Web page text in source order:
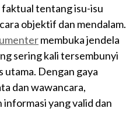
tentang isu-isu
objektif dan mendalam.
membuka jendela
sering kali tersembunyi
utama. Dengan gaya
dan wawancara,
yang valid dan